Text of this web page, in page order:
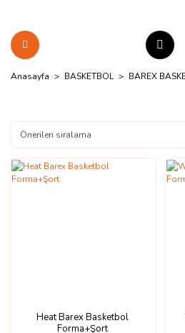
Anasayfa BASKETBOL BAREX
Heat Barex Basketbol
Forma+Şort